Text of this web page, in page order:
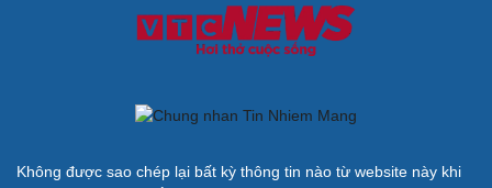
Không được sao chép lại bất kỳ thông tin nào từ website này khi